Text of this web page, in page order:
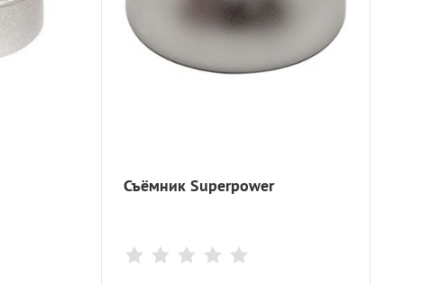
Съёмник Superpower